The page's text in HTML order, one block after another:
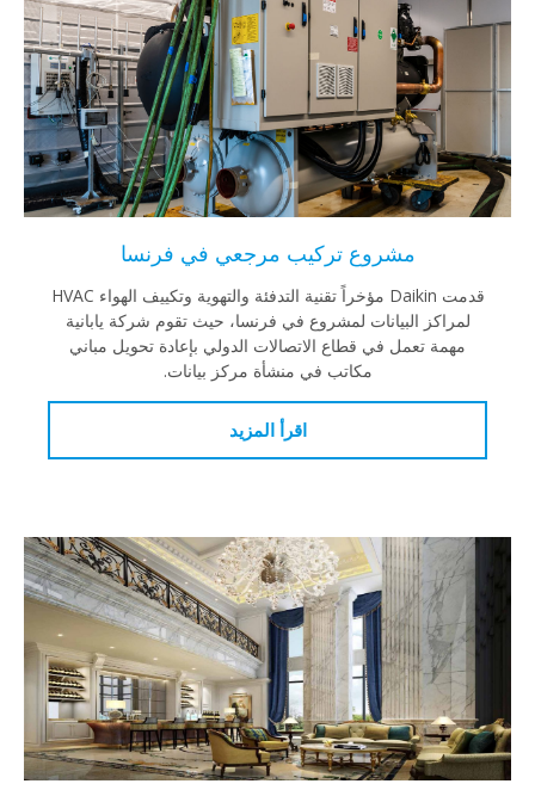
مشروع تركيب مرجعي في فرنسا
قدمت Daikin مؤخراً تقنية التدفئة والتهوية وتكييف الهواء HVAC
لمراكز البيانات لمشروع في فرنسا، حيث تقوم شركة يابانية
مهمة تعمل في قطاع الاتصالات الدولي بإعادة تحويل مباني
مكاتب في منشأة مركز بيانات.
اقرأ المزيد